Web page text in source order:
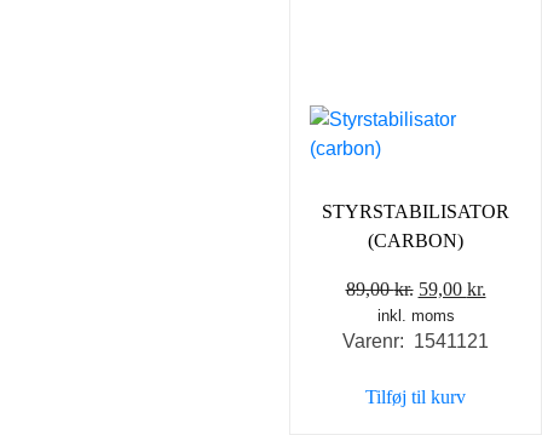
STYRSTABILISATOR
(CARBON)
89,00kr. Den
oprindelige
pris
89,00 kr..
59,00 kr.
pris
inkl. moms
Varenr: 1541121
Tilføj til kurv